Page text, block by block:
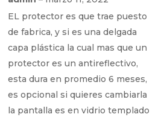
EL protector es que trae puesto
de fabrica, y si es una delgada
capa plástica la cual mas que un
protector es un antireflectivo,
esta dura en promedio 6 meses,
es opcional si quieres cambiarla
la pantalla es en vidrio templado